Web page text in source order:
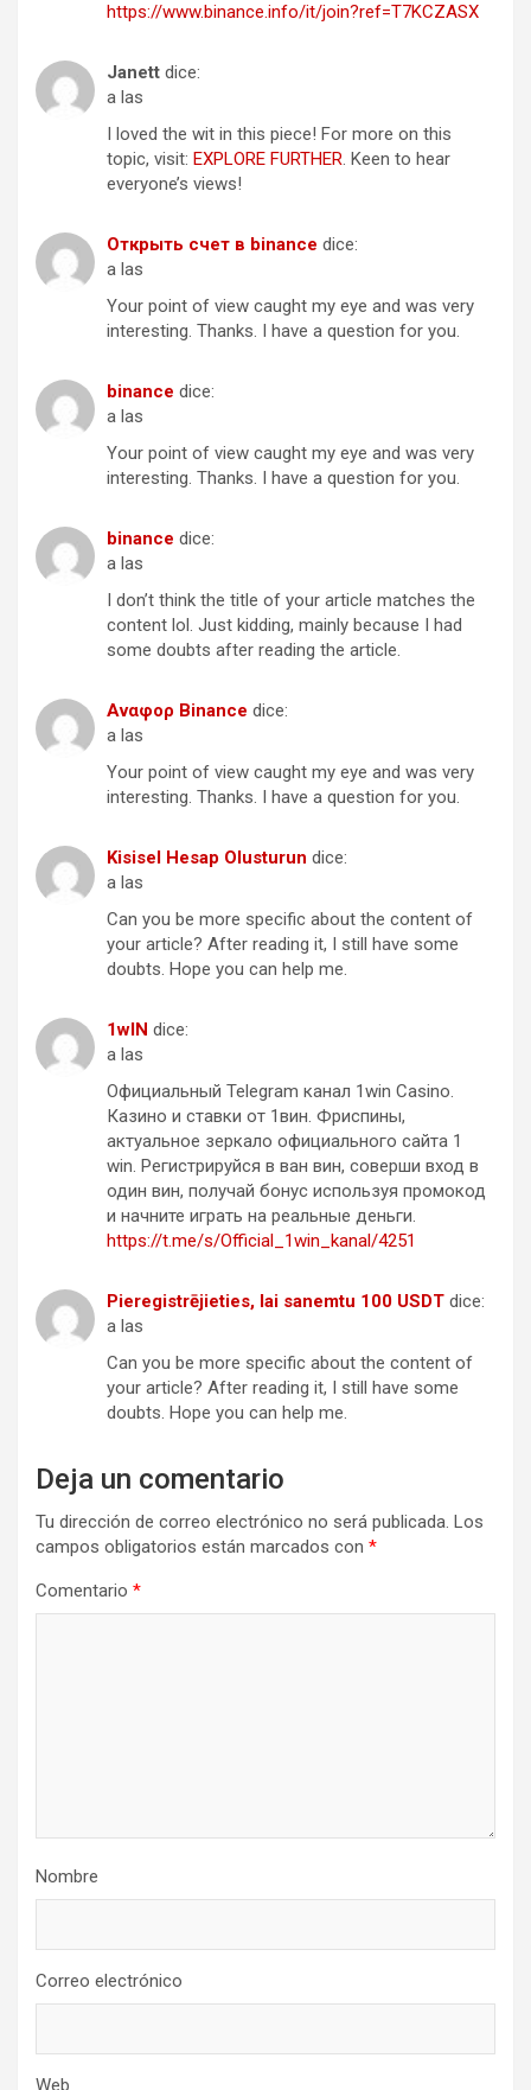
https://www.binance.info/it/join?ref=T7KCZASX
Janett dice:
a las
I loved the wit in this piece! For more on this
topic, visit: EXPLORE FURTHER. Keen to hear
everyone’s views!
Открыть счет в binance dice:
a las
Your point of view caught my eye and was very
interesting. Thanks. I have a question for you.
binance dice:
a las
Your point of view caught my eye and was very
interesting. Thanks. I have a question for you.
binance dice:
a las
I don’t think the title of your article matches the
content lol. Just kidding, mainly because I had
some doubts after reading the article.
Αναφορ Binance dice:
a las
Your point of view caught my eye and was very
interesting. Thanks. I have a question for you.
Kisisel Hesap Olusturun dice:
a las
Can you be more specific about the content of
your article? After reading it, I still have some
doubts. Hope you can help me.
1wIN dice:
a las
Официальный Telegram канал 1win Casinо.
Казинo и ставки от 1вин. Фриспины,
актуальное зеркало официального сайта 1
win. Регистрируйся в ван вин, соверши вход в
один вин, получай бонус используя промокод
и начните играть на реальные деньги.
https://t.me/s/Official_1win_kanal/4251
Pieregistrējieties, lai sanemtu 100 USDT dice:
a las
Can you be more specific about the content of
your article? After reading it, I still have some
doubts. Hope you can help me.
Deja un comentario
Tu dirección de correo electrónico no será publicada. Los
campos obligatorios están marcados con *
Comentario *
Nombre
Correo electrónico